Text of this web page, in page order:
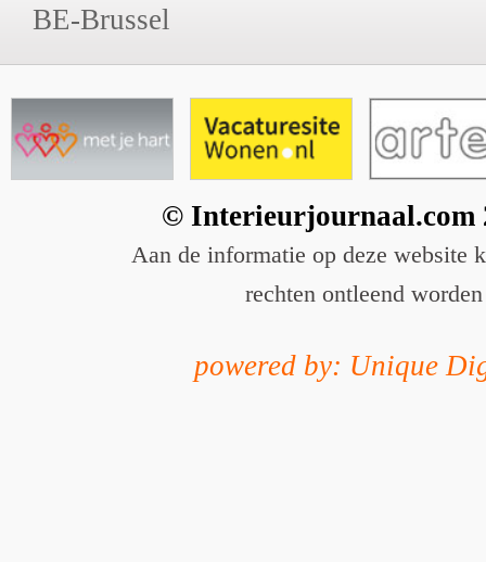
BE-Brussel
© Interieurjournaal.com
Aan de informatie op deze website
rechten ontleend worden
powered by: Unique